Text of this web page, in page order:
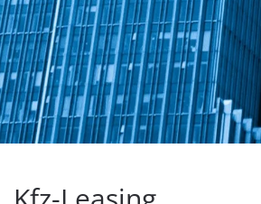
Kfz-Leasing